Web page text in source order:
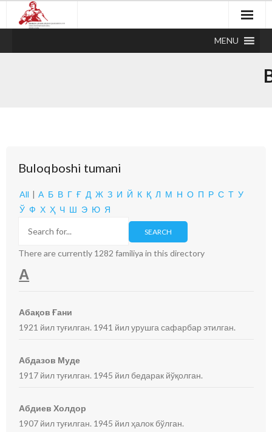
MENU
Buloqboshi tumani
All | А Б В Г Ғ Д Ж З И Й К Қ Л М Н О П Р С Т У
Ў Ф Х Ҳ Ч Ш Э Ю Я
There are currently 1282 familiya in this directory
А
Абақов Ғани
1921 йил туғилган. 1941 йил урушга сафарбар этилган.
Абдазов Муде
1917 йил туғилган. 1945 йил бедарак йўқолган.
Абдиев Холдор
1907 йил туғилган. 1945 йил ҳалок бўлган.